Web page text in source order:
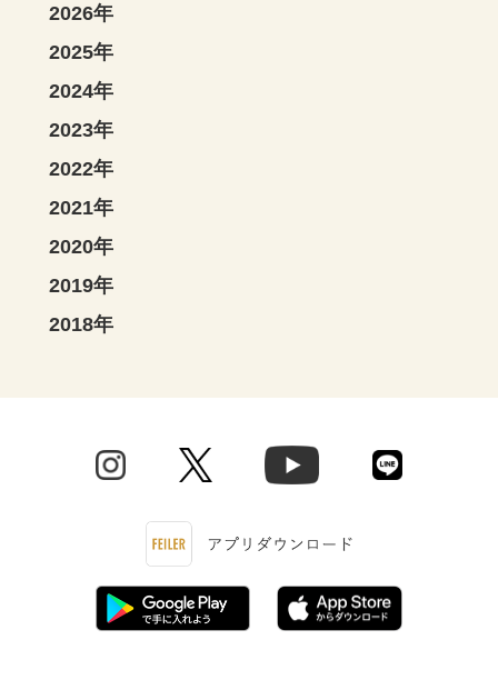
2026年
2025年
2024年
2023年
2022年
2021年
2020年
2019年
2018年